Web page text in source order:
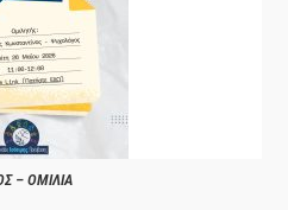
– ΟΜΙΛΙΑ